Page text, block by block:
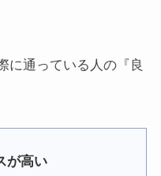
に通っている人の『良
が高い